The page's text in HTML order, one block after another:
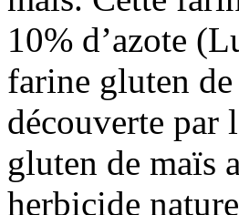
10% d’azote
farine gluten
découverte par
gluten de maïs
herbicide